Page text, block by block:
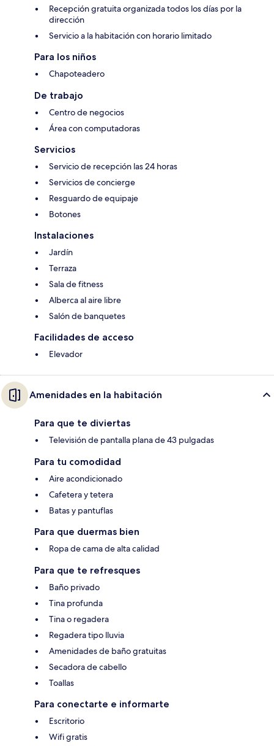
Recepción gratuita organizada todos los días por la
dirección
Servicio a la habitación con horario limitado
Para los niños
Chapoteadero
De trabajo
Centro de negocios
Área con computadoras
Servicios
Servicio de recepción las 24 horas
Servicios de concierge
Resguardo de equipaje
Botones
Instalaciones
Jardín
Terraza
Sala de fitness
Alberca al aire libre
Salón de banquetes
Facilidades de acceso
Elevador
Amenidades en la habitación
Para que te diviertas
Televisión de pantalla plana de 43 pulgadas
Para tu comodidad
Aire acondicionado
Cafetera y tetera
Batas y pantuflas
Para que duermas bien
Ropa de cama de alta calidad
Para que te refresques
Baño privado
Tina profunda
Tina o regadera
Regadera tipo lluvia
Amenidades de baño gratuitas
Secadora de cabello
Toallas
Para conectarte e informarte
Escritorio
Wifi gratis